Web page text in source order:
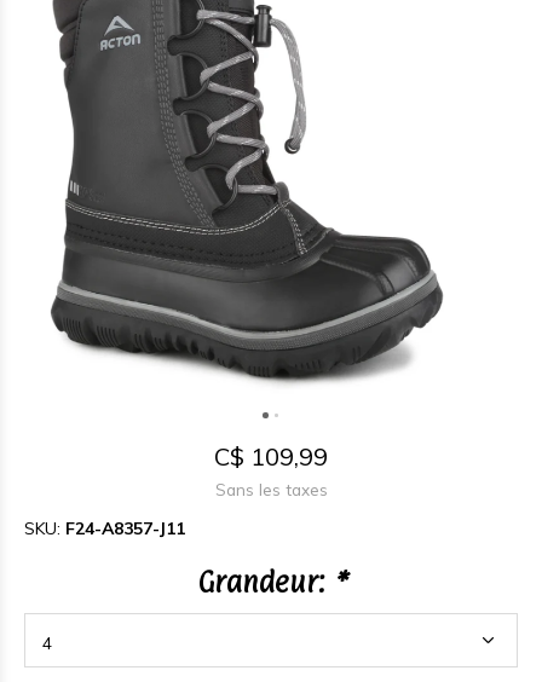
C$ 109,99
Sans les taxes
SKU: F24-A8357-J11
Grandeur: *